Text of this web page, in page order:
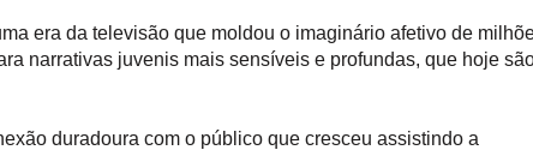
era da televisão que moldou o imaginário afetivo de
narrativas juvenis mais sensíveis e profundas, que hoje
duradoura com o público que cresceu assistindo a